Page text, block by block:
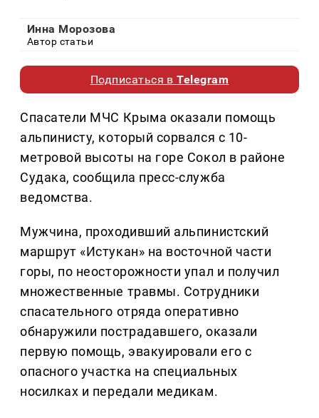
Инна Морозова
Автор статьи
Подписаться вTelegram
Спасатели МЧС Крыма оказали помощь
альпинисту, который сорвался с 10-
метровой высоты на горе Сокол в районе
Судака, сообщила пресс-служба
ведомства.
Мужчина, проходивший альпинистский
маршрут «Истукан» на восточной части
горы, по неосторожности упал и получил
множественные травмы. Сотрудники
спасательного отряда оперативно
обнаружили пострадавшего, оказали
первую помощь, эвакуировали его с
опасного участка на специальных
носилках и передали медикам.